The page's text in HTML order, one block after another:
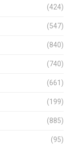
(424)
(547)
(840)
(740)
(661)
(199)
(885)
(95)